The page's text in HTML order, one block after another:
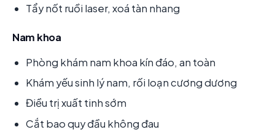
Tẩy nốt ruồi laser, xoá tàn nhang
Nam khoa
Phòng khám nam khoa kín đáo, an toàn
Khám yếu sinh lý nam, rối loạn cương dương
Điều trị xuất tinh sớm
Cắt bao quy đầu không đau